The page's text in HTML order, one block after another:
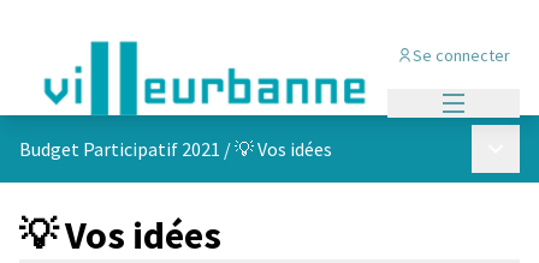
Se connecter
Budget Participatif 2021 /💡 Vos idées
💡 Vos idées